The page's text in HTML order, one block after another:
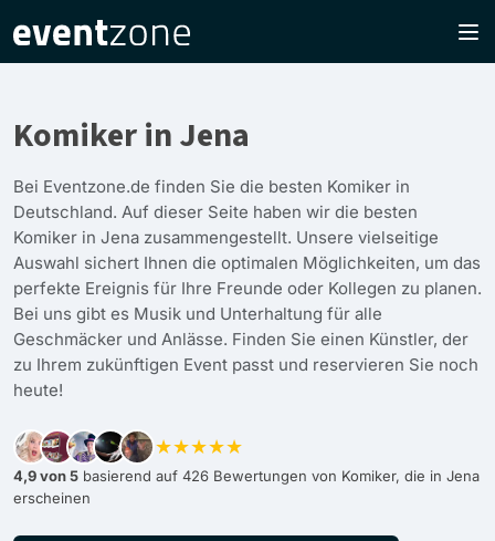
Komiker in Jena
Bei Eventzone.de finden Sie die besten Komiker in
Deutschland. Auf dieser Seite haben wir die besten
Komiker in Jena zusammengestellt. Unsere vielseitige
Auswahl sichert Ihnen die optimalen Möglichkeiten, um das
perfekte Ereignis für Ihre Freunde oder Kollegen zu planen.
Bei uns gibt es Musik und Unterhaltung für alle
Geschmäcker und Anlässe. Finden Sie einen Künstler, der
zu Ihrem zukünftigen Event passt und reservieren Sie noch
heute!
★★★★★
4,9 von 5 basierend auf 426 Bewertungen von Komiker, die in Jena
erscheinen